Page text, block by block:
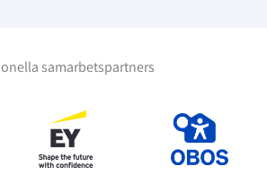
samarbetspartners